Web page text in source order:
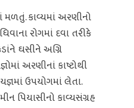
કાવ્યમાં અરણીનો
રોગમાં દવા તરીકે
ઘસીને અગ્નિ
અરણીનાં કાષ્ટોથી
ઉપયોગમાં લેતા.
પિયાસીનો કાવ્યસંગ્રહ